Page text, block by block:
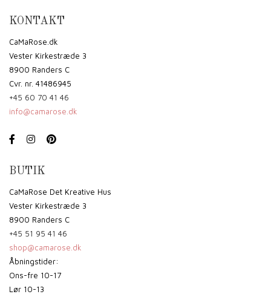
KONTAKT
CaMaRose.dk
Vester Kirkestræde 3
8900 Randers C
Cvr. nr. 41486945
+45 60 70 41 46
info@camarose.dk
BUTIK
CaMaRose Det Kreative Hus
Vester Kirkestræde 3
8900 Randers C
+45 51 95 41 46
shop@camarose.dk
Åbningstider:
Ons-fre 10-17
Lør 10-13